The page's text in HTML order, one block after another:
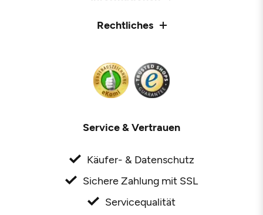
Rechtliches
Service & Vertrauen
Käufer- & Datenschutz
Sichere Zahlung mit SSL
Servicequalität